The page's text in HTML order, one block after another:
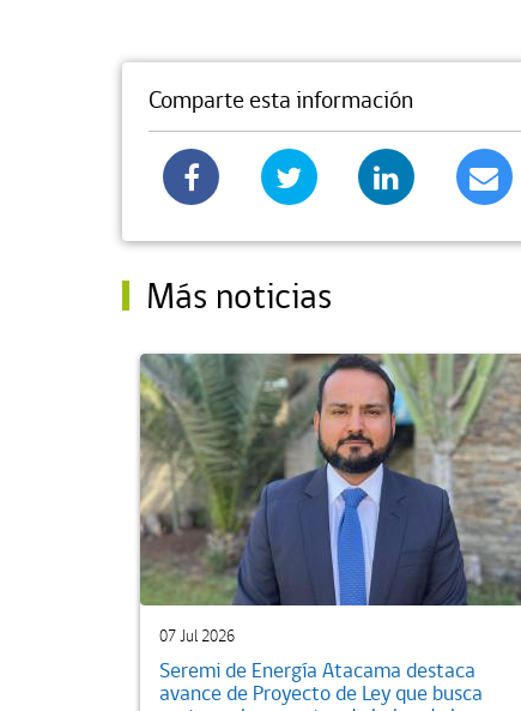
Comparte esta información
Más noticias
07 Jul 2026
Seremi de Energía Atacama destaca
avance de Proyecto de Ley que busca